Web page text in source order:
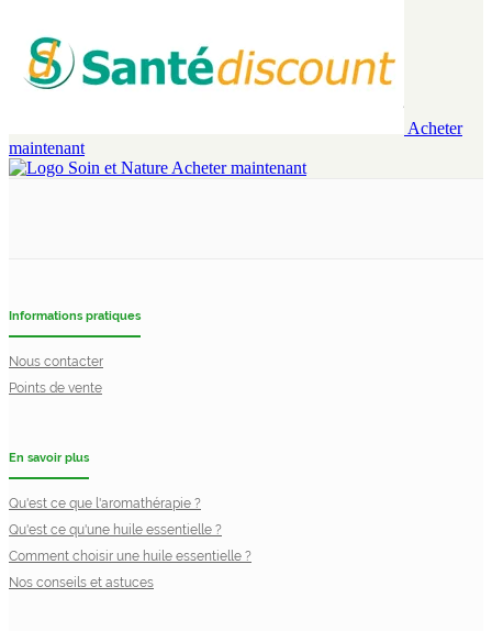
Acheter
maintenant
Acheter maintenant
Informations pratiques
Nous contacter
Points de vente
En savoir plus
Qu'est ce que l'aromathérapie ?
Qu'est ce qu'une huile essentielle ?
Comment choisir une huile essentielle ?
Nos conseils et astuces